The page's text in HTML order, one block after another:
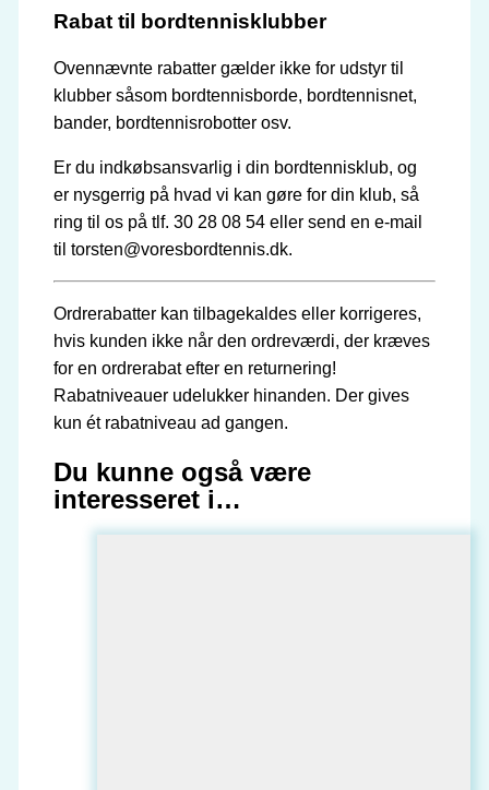
Rabat til bordtennisklubber
Ovennævnte rabatter gælder ikke for udstyr til
klubber såsom bordtennisborde, bordtennisnet,
bander, bordtennisrobotter osv.
Er du indkøbsansvarlig i din bordtennisklub, og
er nysgerrig på hvad vi kan gøre for din klub, så
ring til os på tlf. 30 28 08 54 eller send en e-mail
til torsten@voresbordtennis.dk.
Ordrerabatter kan tilbagekaldes eller korrigeres,
hvis kunden ikke når den ordreværdi, der kræves
for en ordrerabat efter en returnering!
Rabatniveauer udelukker hinanden. Der gives
kun ét rabatniveau ad gangen.
Du kunne også være
interesseret i…